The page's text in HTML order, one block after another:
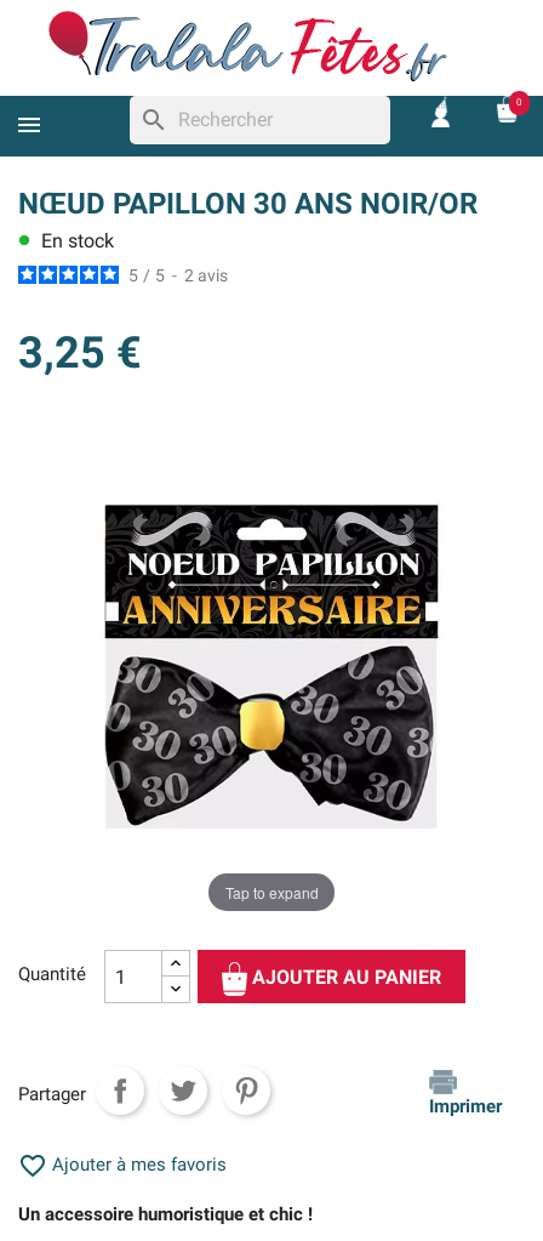
search
0
NŒUD PAPILLON 30 ANS NOIR/OR
lens En stock
5 / 5 - 2 avis
3,25 €
Tap to expand
Quantité AJOUTER AU PANIER
Partager
Imprimer
 Ajouter à mes favoris
Un accessoire humoristique et chic !